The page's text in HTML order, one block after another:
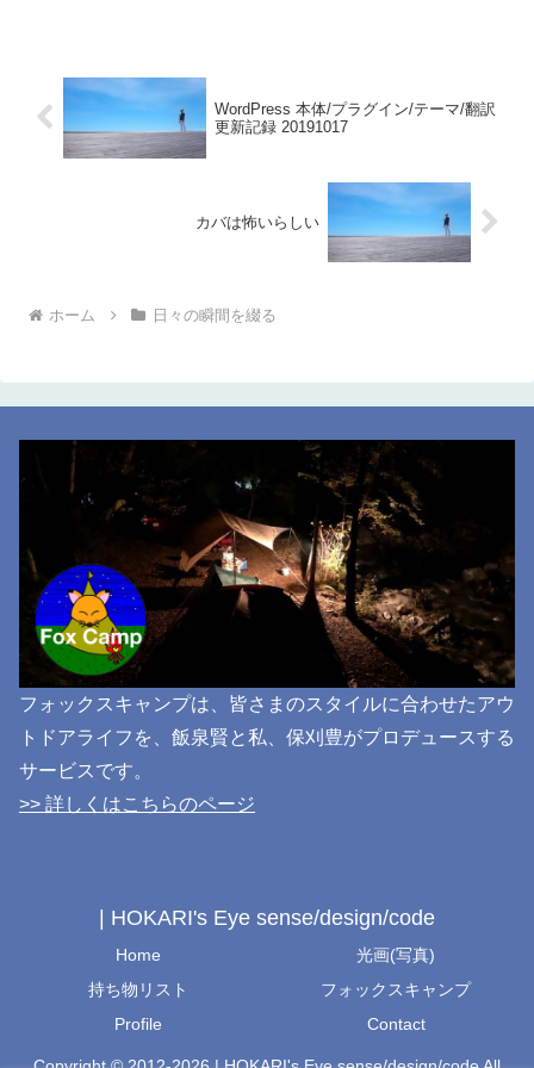
WordPress 本体/プラグイン/テーマ/翻訳
更新記録 20191017
カバは怖いらしい
ホーム 日々の瞬間を綴る
フォックスキャンプは、皆さまのスタイルに合わせたアウ
トドアライフを、飯泉賢と私、保刈豊がプロデュースする
サービスです。
>> 詳しくはこちらのページ
| HOKARI's Eye sense/design/code
Home
光画(写真)
持ち物リスト
フォックスキャンプ
Profile
Contact